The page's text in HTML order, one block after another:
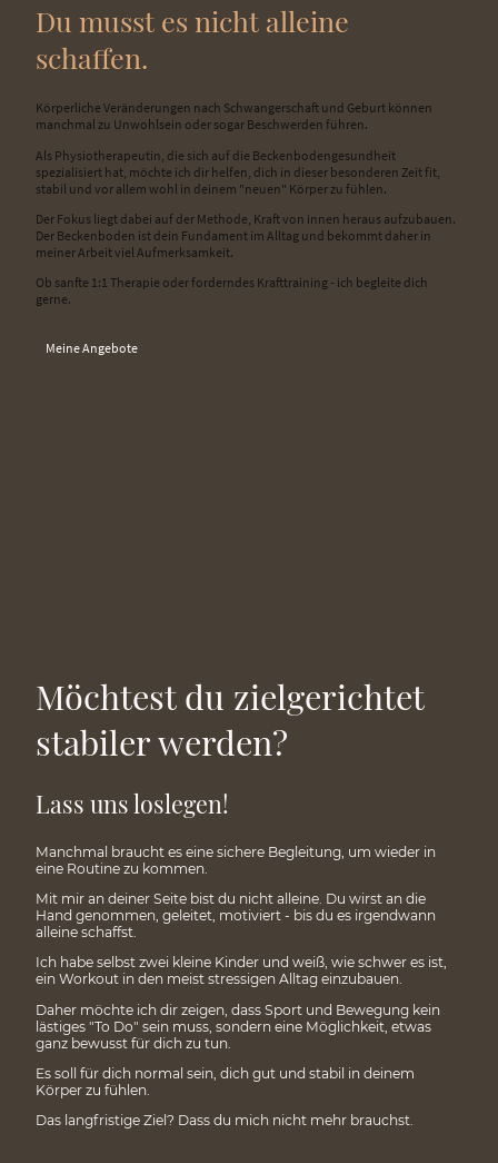
Du musst es nicht alleine
schaffen.
Körperliche Veränderungen nach Schwangerschaft und Geburt können
manchmal zu Unwohlsein oder sogar Beschwerden führen.
Als Physiotherapeutin, die sich auf die Beckenbodengesundheit
spezialisiert hat, möchte ich dir helfen, dich in dieser besonderen Zeit fit,
stabil und vor allem wohl in deinem "neuen" Körper zu fühlen.
Der Fokus liegt dabei auf der Methode, Kraft von innen heraus aufzubauen.
Der Beckenboden ist dein Fundament im Alltag und bekommt daher in
meiner Arbeit viel Aufmerksamkeit.
Ob sanfte 1:1 Therapie oder forderndes Krafttraining - ich begleite dich
gerne.
Meine Angebote
Möchtest du zielgerichtet
stabiler werden?
Lass uns loslegen!
Manchmal braucht es eine sichere Begleitung, um wieder in
eine Routine zu kommen.
Mit mir an deiner Seite bist du nicht alleine. Du wirst an die
Hand genommen, geleitet, motiviert - bis du es irgendwann
alleine schaffst.
Ich habe selbst zwei kleine Kinder und weiß, wie schwer es ist,
ein Workout in den meist stressigen Alltag einzubauen.
Daher möchte ich dir zeigen, dass Sport und Bewegung kein
lästiges "To Do" sein muss, sondern eine Möglichkeit, etwas
ganz bewusst für dich zu tun.
Es soll für dich normal sein, dich gut und stabil in deinem
Körper zu fühlen.
Das langfristige Ziel? Dass du mich nicht mehr brauchst.